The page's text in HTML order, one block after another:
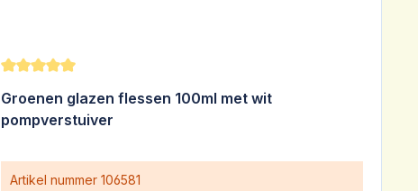
Gemiddelde waardering van 5 van 5 sterren
Groenen glazen flessen 100ml met wit
pompverstuiver
Artikel nummer 106581